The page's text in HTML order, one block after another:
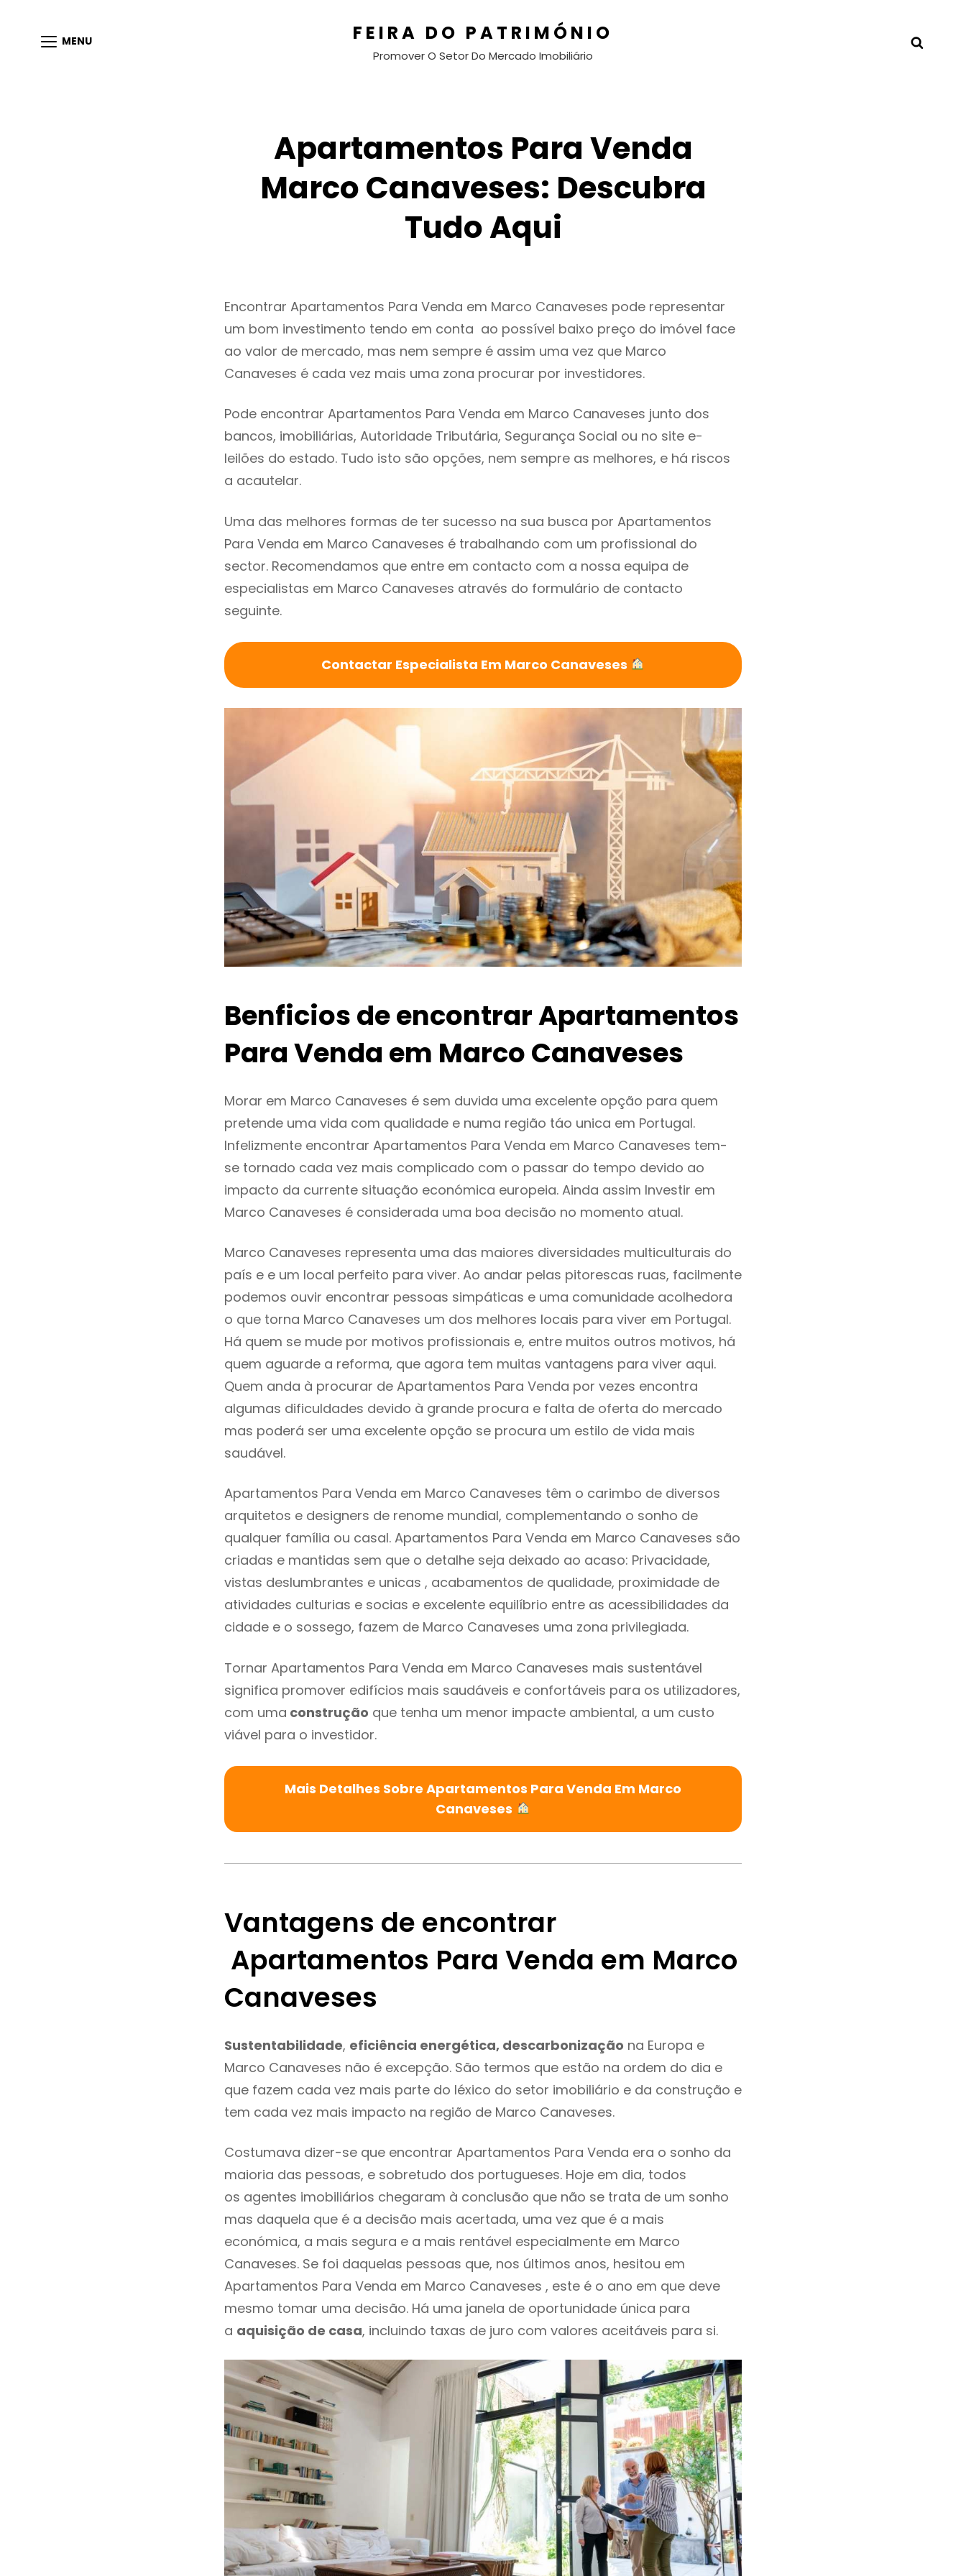
MENU FEIRA DO PATRIMÓNIO
Promover O Setor Do Mercado Imobiliário
Apartamentos Para Venda
Marco Canaveses: Descubra
Tudo Aqui
Encontrar Apartamentos Para Venda em Marco Canaveses pode representar
um bom investimento tendo em conta ao possível baixo preço do imóvel face
ao valor de mercado, mas nem sempre é assim uma vez que Marco
Canaveses é cada vez mais uma zona procurar por investidores.
Pode encontrar Apartamentos Para Venda em Marco Canaveses junto dos
bancos, imobiliárias, Autoridade Tributária, Segurança Social ou no site e-
leilões do estado. Tudo isto são opções, nem sempre as melhores, e há riscos
a acautelar.
Uma das melhores formas de ter sucesso na sua busca por Apartamentos
Para Venda em Marco Canaveses é trabalhando com um profissional do
sector. Recomendamos que entre em contacto com a nossa equipa de
especialistas em Marco Canaveses através do formulário de contacto
seguinte.
Contactar Especialista Em Marco Canaveses
Benficios de encontrar Apartamentos
Para Venda em Marco Canaveses
Morar em Marco Canaveses é sem duvida uma excelente opção para quem
pretende uma vida com qualidade e numa região táo unica em Portugal.
Infelizmente encontrar Apartamentos Para Venda em Marco Canaveses tem-
se tornado cada vez mais complicado com o passar do tempo devido ao
impacto da currente situação económica europeia. Ainda assim Investir em
Marco Canaveses é considerada uma boa decisão no momento atual.
Marco Canaveses representa uma das maiores diversidades multiculturais do
país e e um local perfeito para viver. Ao andar pelas pitorescas ruas, facilmente
podemos ouvir encontrar pessoas simpáticas e uma comunidade acolhedora
o que torna Marco Canaveses um dos melhores locais para viver em Portugal.
Há quem se mude por motivos profissionais e, entre muitos outros motivos, há
quem aguarde a reforma, que agora tem muitas vantagens para viver aqui.
Quem anda à procurar de Apartamentos Para Venda por vezes encontra
algumas dificuldades devido à grande procura e falta de oferta do mercado
mas poderá ser uma excelente opção se procura um estilo de vida mais
saudável.
Apartamentos Para Venda em Marco Canaveses têm o carimbo de diversos
arquitetos e designers de renome mundial, complementando o sonho de
qualquer família ou casal. Apartamentos Para Venda em Marco Canaveses são
criadas e mantidas sem que o detalhe seja deixado ao acaso: Privacidade,
vistas deslumbrantes e unicas , acabamentos de qualidade, proximidade de
atividades culturias e socias e excelente equilíbrio entre as acessibilidades da
cidade e o sossego, fazem de Marco Canaveses uma zona privilegiada.
Tornar Apartamentos Para Venda em Marco Canaveses mais sustentável
significa promover edifícios mais saudáveis e confortáveis para os utilizadores,
com uma construção que tenha um menor impacte ambiental, a um custo
viável para o investidor.
Mais Detalhes Sobre Apartamentos Para Venda Em Marco
Canaveses
Vantagens de encontrar
Apartamentos Para Venda em Marco
Canaveses
Sustentabilidade, eficiência energética, descarbonização na Europa e
Marco Canaveses não é excepção. São termos que estão na ordem do dia e
que fazem cada vez mais parte do léxico do setor imobiliário e da construção e
tem cada vez mais impacto na região de Marco Canaveses.
Costumava dizer-se que encontrar Apartamentos Para Venda era o sonho da
maioria das pessoas, e sobretudo dos portugueses. Hoje em dia, todos
os agentes imobiliários chegaram à conclusão que não se trata de um sonho
mas daquela que é a decisão mais acertada, uma vez que é a mais
económica, a mais segura e a mais rentável especialmente em Marco
Canaveses. Se foi daquelas pessoas que, nos últimos anos, hesitou em
Apartamentos Para Venda em Marco Canaveses , este é o ano em que deve
mesmo tomar uma decisão. Há uma janela de oportunidade única para
a aquisição de casa, incluindo taxas de juro com valores aceitáveis para si.